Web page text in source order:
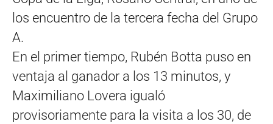
los encuentro de la tercera fecha del Grupo
A.
En el primer tiempo, Rubén Botta puso en
ventaja al ganador a los 13 minutos, y
Maximiliano Lovera igualó
provisoriamente para la visita a los 30, de